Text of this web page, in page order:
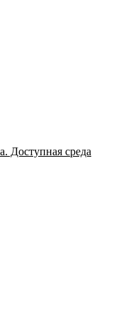
Доступная среда